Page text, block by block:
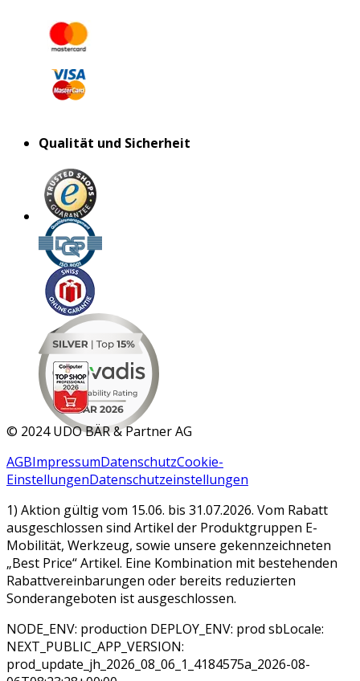
Qualität und Sicherheit
MAR 2026
© 2024 UDO BÄR & Partner AG
AGBImpressumDatenschutzCookie-
EinstellungenDatenschutzeinstellungen
1) Aktion gültig vom 15.06. bis 31.07.2026. Vom Rabatt
ausgeschlossen sind Artikel der Produktgruppen E-
Mobilität, Werkzeug, sowie unsere gekennzeichneten
„Best Price“ Artikel. Eine Kombination mit bestehenden
Rabattvereinbarungen oder bereits reduzierten
Sonderangeboten ist ausgeschlossen.
NODE_ENV: production DEPLOY_ENV: prod sbLocale:
NEXT_PUBLIC_APP_VERSION:
prod_update_jh_2026_08_06_1_4184575a_2026-08-